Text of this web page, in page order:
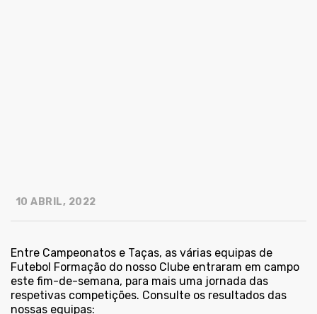
10 ABRIL, 2022
Entre Campeonatos e Taças, as várias equipas de
Futebol Formação do nosso Clube entraram em campo
este fim-de-semana, para mais uma jornada das
respetivas competições. Consulte os resultados das
nossas equipas: